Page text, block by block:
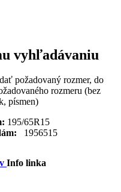
vyhľadávaniu
požadovaný rozmer, do
rozmeru (bez
písmen)
195/65R15
1956515
Info linka